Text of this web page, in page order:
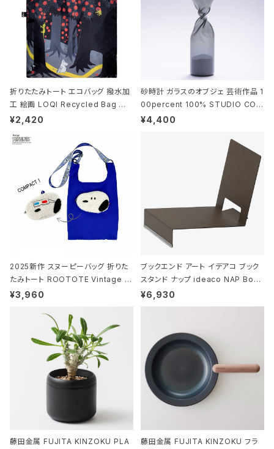
折りたたみトート エコバッグ 撥水加
工 絵画 LOQI Recycled Bag ロ
ーキー 大きめ トートバッグ MOOMI
¥2,420
砂時計 ガラスのオブジェ 芸術作品 1
00percent 100% STUDIO COH
AKU Timeless 100パーセント ス
¥4,400
2025新作 スヌーピーバッグ 折りた
たみトート ROOTOTE Vintage P
EANUTS ROO-shopper mid 84
ド.ピーナッツ-0P 3Dグラス
¥3,960
ブックエンド アート イデアコ ブック
スタンド ナップ ideaco NAP Book
stand ブラウン
¥6,930
藤田金属 FUJITA KINZOKU PLA
藤田金属 FUJITA KINZOKU フラ